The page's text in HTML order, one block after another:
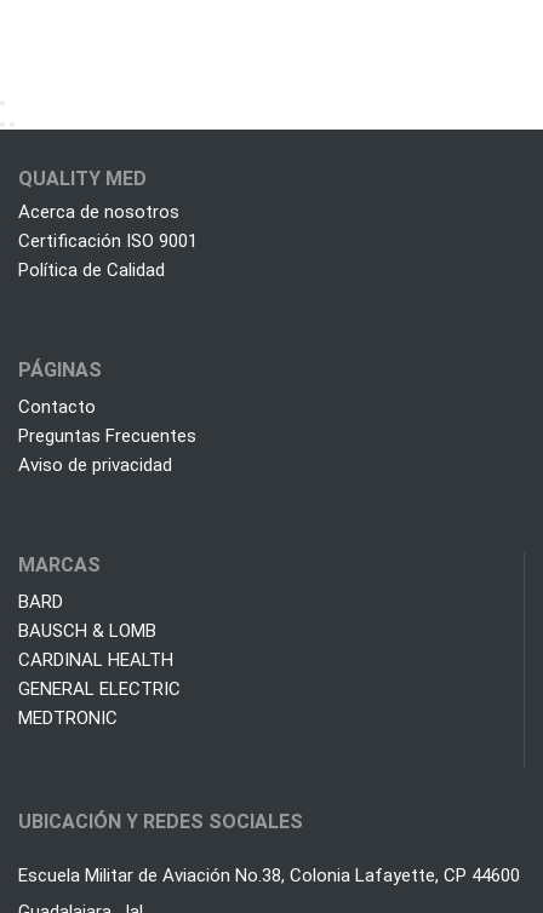
QUALITY MED
Acerca de nosotros
Certificación ISO 9001
Política de Calidad
PÁGINAS
Contacto
Preguntas Frecuentes
Aviso de privacidad
MARCAS
BARD
BAUSCH & LOMB
CARDINAL HEALTH
GENERAL ELECTRIC
MEDTRONIC
UBICACIÓN Y REDES SOCIALES
Escuela Militar de Aviación No.38, Colonia Lafayette, CP 44600